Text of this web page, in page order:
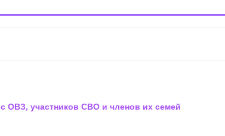
ОВЗ, участников СВО и членов их семей